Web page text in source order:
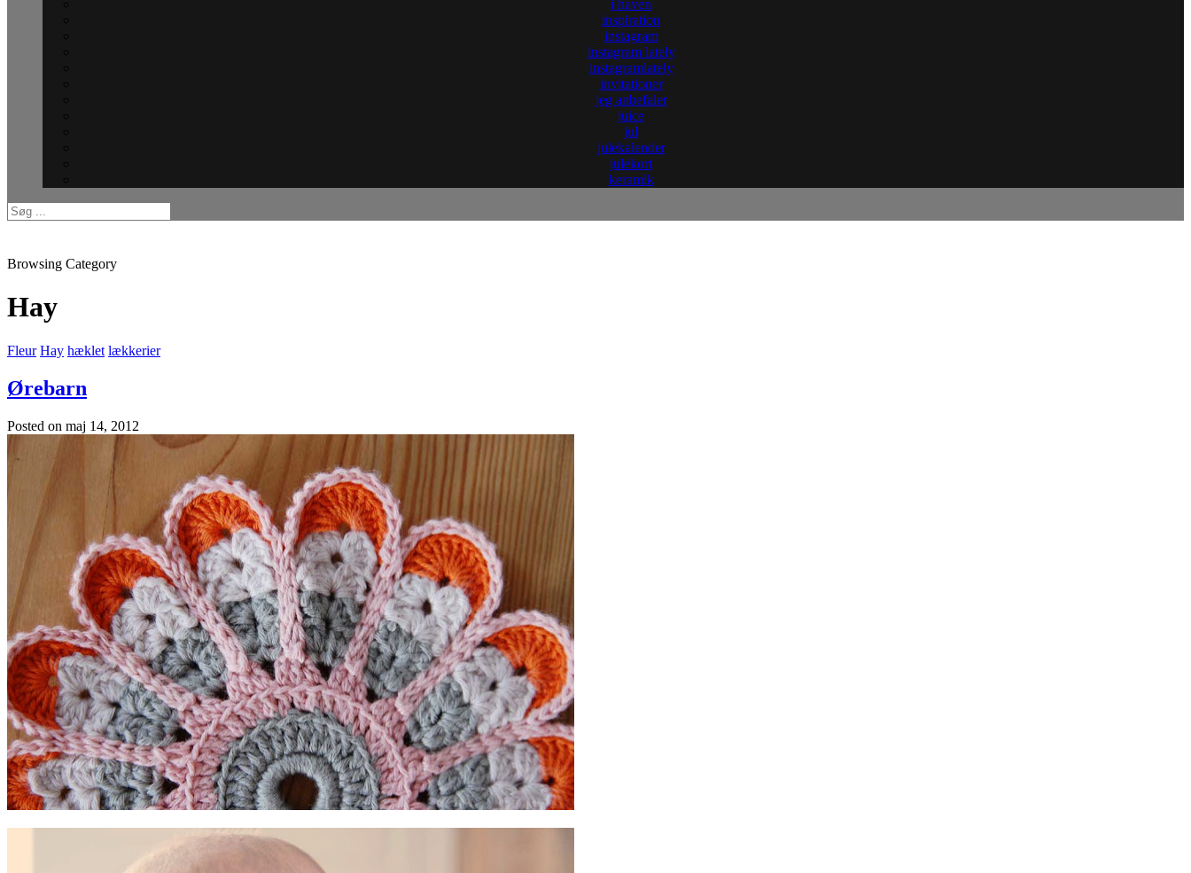
i haven
inspiration
instagram
instagram lately
instagramlately
invitationer
jeg anbefaler
juice
jul
julekalender
julekort
keramik
Browsing Category
Hay
Fleur Hay hæklet lækkerier
Ørebarn
Posted on maj 14, 2012